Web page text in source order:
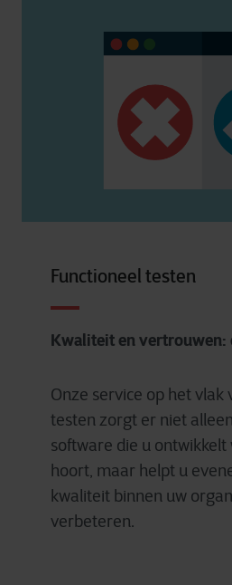
Functioneel testen
Kwaliteit en
Onze service op het vlak
testen zorgt er niet
software die u
hoort, maar helpt u
kwaliteit binnen uw
verbeteren.